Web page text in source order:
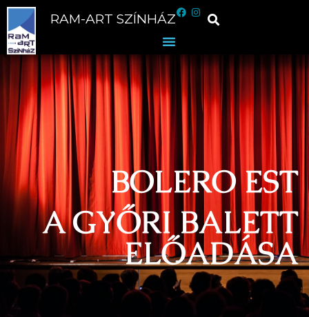
RAM-ART SZÍNHÁZ
BOLERO EST
A GYŐRI BALETT
ELŐADÁSA